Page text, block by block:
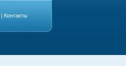
| Контакты